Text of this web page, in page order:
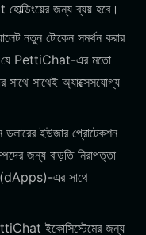
জন্য ব্যয় হবে।
নতুন টোকেন সমর্থন করার
যে PettiChat-এর মতো
সাথে সাথেই অ্যাক্সেসযোগ্য
ডলারের ইউজার প্রোটেকশন
জন্য বাড়তি নিরাপত্তা
(dApps)-এর সাথে
ইকোসিস্টেমের জন্য